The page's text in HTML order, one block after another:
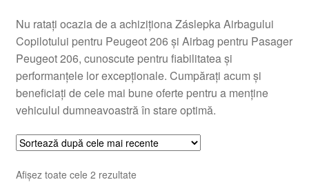
Termeni si conditii
Nu ratați ocazia de a achiziționa Záslepka Airbagului
Copilotului pentru Peugeot 206 și Airbag pentru Pasager
Peugeot 206, cunoscute pentru fiabilitatea și
performanțele lor excepționale. Cumpărați acum și
beneficiați de cele mai bune oferte pentru a menține
vehiculul dumneavoastră în stare optimă.
Afișez toate cele 2 rezultateSortat